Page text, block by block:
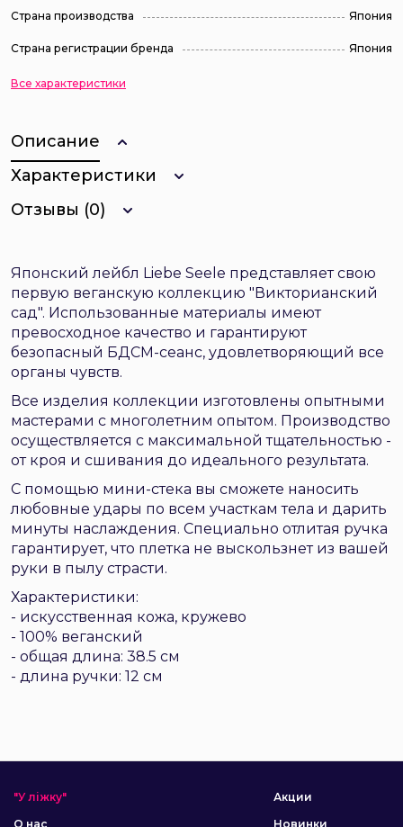
Страна производства Япония
Страна регистрации бренда Япония
Все характеристики
Описание
Характеристики
Отзывы (0)
Японский лейбл Liebe Seele представляет свою
первую веганскую коллекцию "Викторианский
сад". Использованные материалы имеют
превосходное качество и гарантируют
безопасный БДСМ-сеанс, удовлетворяющий все
органы чувств.
Все изделия коллекции изготовлены опытными
мастерами с многолетним опытом. Производство
осуществляется с максимальной тщательностью -
от кроя и сшивания до идеального результата.
С помощью мини-стека вы сможете наносить
любовные удары по всем участкам тела и дарить
минуты наслаждения. Специально отлитая ручка
гарантирует, что плетка не выскользнет из вашей
руки в пылу страсти.
Характеристики:
- искусственная кожа, кружево
- 100% веганский
- общая длина: 38.5 см
- длина ручки: 12 см
"У ліжку"
О нас
Акции
Новинки